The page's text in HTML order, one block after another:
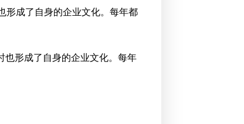
形成了自身的企业文化。每年都
也形成了自身的企业文化。每年